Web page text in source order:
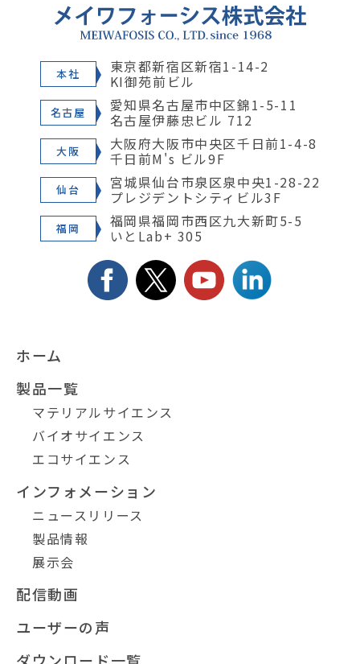
本社 東京都新宿区新宿1-14-2
KI御苑前ビル
名古屋 愛知県名古屋市中区錦1-5-11
名古屋伊藤忠ビル 712
大阪 大阪府大阪市中央区千日前1-4-8
千日前M's ビル9F
仙台 宮城県仙台市泉区泉中央1-28-22
プレジデントシティビル3F
福岡 福岡県福岡市西区九大新町5-5
いとLab+ 305
ホーム
製品一覧
マテリアルサイエンス
バイオサイエンス
エコサイエンス
インフォメーション
ニュースリリース
製品情報
展示会
配信動画
ユーザーの声